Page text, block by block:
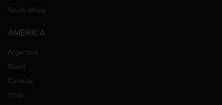
South Africa
AMERICA
Argentina
Brazil
Canada
Chile